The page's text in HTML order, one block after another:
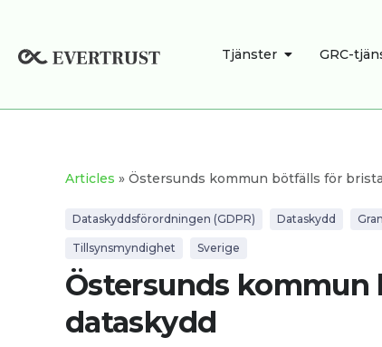
innehåll
Tjänster ÖPPNAGRC-
Articles » Östersunds kommun bötfälls för
Dataskyddsförordningen (GDPR) Dataskydd
Tillsynsmyndighet Sverige
Östersunds
dataskydd